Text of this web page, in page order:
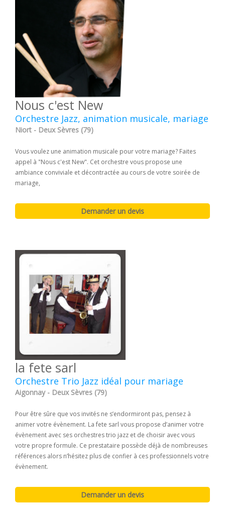
Nous c'est New
Orchestre Jazz, animation musicale, mariage
Niort - Deux Sèvres (79)
Vous voulez une animation musicale pour votre mariage? Faites
appel à "Nous c'est New". Cet orchestre vous propose une
ambiance conviviale et décontractée au cours de votre soirée de
mariage,
la fete sarl
Orchestre Trio Jazz idéal pour mariage
Aigonnay - Deux Sèvres (79)
Pour être sûre que vos invités ne s’endormiront pas, pensez à
animer votre évènement. La fete sarl vous propose d’animer votre
évènement avec ses orchestres trio jazz et de choisir avec vous
votre propre formule. Ce prestataire possède déjà de nombreuses
références alors n’hésitez plus de confier à ces professionnels votre
évènement.